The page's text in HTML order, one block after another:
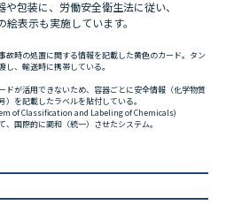
包装に、労働安全衛生法に従い、
表示も実施しています。
故時の処置に関する情報を記載した黄色のカード。タン
、輸送時に携帯している。
ドが活用できないため、容器ごとに安全情報（化学物質
を記載したラベルを貼付している。
of Classification and Labeling of Chemicals)
国際的に調和（統一）させたシステム。